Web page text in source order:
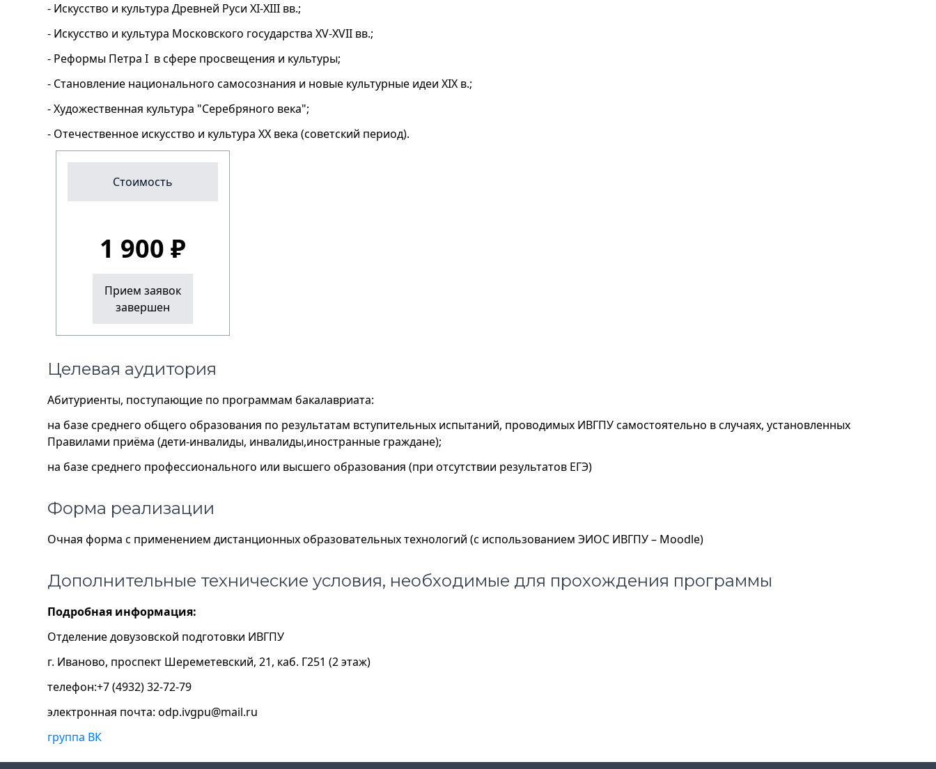
- Искусство и культура Древней Руси XI-XIII вв.;
- Искусство и культура Московского государства XV-XVII вв.;
- Реформы Петра I в сфере просвещения и культуры;
- Становление национального самосознания и новые культурные идеи XIX в.;
- Художественная культура "Серебряного века";
- Отечественное искусство и культура XX века (советский период).
Стоимость
1 900 ₽
Прием заявок
завершен
Целевая аудитория
Абитуриенты, поступающие по программам бакалавриата:
на базе среднего общего образования по результатам вступительных испытаний, проводимых ИВГПУ самостоятельно в случаях, установленных
Правилами приёма (дети-инвалиды, инвалиды,иностранные граждане);
на базе среднего профессионального или высшего образования (при отсутствии результатов ЕГЭ)
Форма реализации
Очная форма с применением дистанционных образовательных технологий (с использованием ЭИОС ИВГПУ – Moodle)
Дополнительные технические условия, необходимые для прохождения программы
Подробная информация:
Отделение довузовской подготовки ИВГПУ
г. Иваново, проспект Шереметевский, 21, каб. Г251 (2 этаж)
телефон:+7 (4932) 32-72-79
электронная почта: odp.ivgpu@mail.ru
группа ВК